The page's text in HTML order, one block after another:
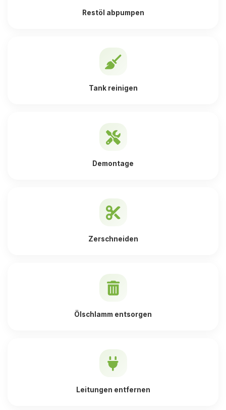
Restöl abpumpen
Tank reinigen
Demontage
Zerschneiden
Ölschlamm entsorgen
Leitungen entfernen